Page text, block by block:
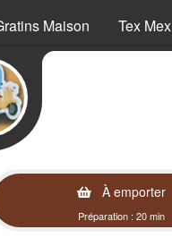
Maison Tex Mex
À emporter
Préparation : 20 min